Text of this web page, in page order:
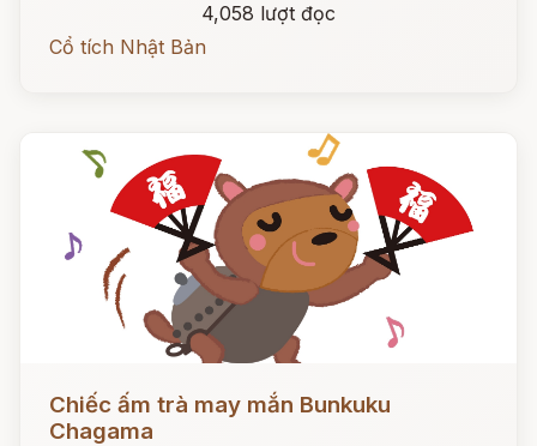
4,058 lượt đọc
Cổ tích Nhật Bản
Đọc ngay
Chiếc ấm trà may mắn Bunkuku
Chagama